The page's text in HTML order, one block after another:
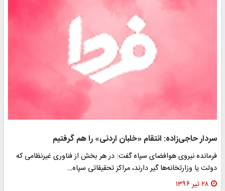
سردار حاجی‌زاده: انتقام «خلبان اردنی» را هم گرفتیم
فرمانده نیروی هوافضای سپاه گفت: در هر بخش از فناوری غیرنظامی که
دولت یا وزارتخانه‌ها گیر دارند، مراکز تحقیقاتی سپاه…
۲۸ تیر ۱۳۹۶